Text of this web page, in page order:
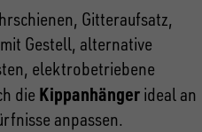
Gitteraufsatz,
Gestell, alternative
elektrobetriebene
die Kippanhänger ideal an
anpassen.